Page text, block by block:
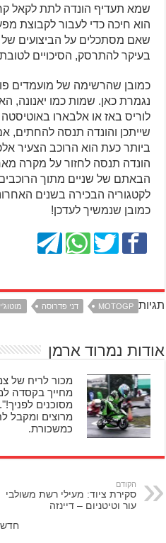
שמא תעדיף הונדה לתת לקאל
הוא חיכה כדי לעבור לקבוצת
שאם מסתכלים על הביצועים
בעיקר להתרסק, הסיכויים
כמובן שהרשימה של מועמדים
נגמרת כאן. שמות כמו יאנונה,
לוריס באז או אלבארו
שייתכן והונדה תנסה
הונדה תנסה לחזור על מקרה
הבאתם של שניים מתוך
לקטגוריה הבכירה בשנים
כמובן שנמשיך לעדכן!
תגיות MOTOGP דני פדרוסה
אודות נמרוד ארמן
מכור לריח של
מחייך בקסדה
מסוכנים
מרוצים ומקבל
כמשכורת.
הקודם
סקירת ציוד: מעילי רשת משולבי
עור וטיטניום – דיינזה